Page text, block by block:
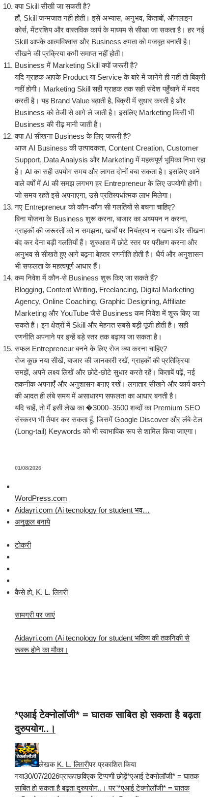
क्या Skill सीखी जा सकती है?
हाँ, Skill जन्मजात नहीं होती। इसे अभ्यास, अनुभव, किताबों, ऑनलाइन
कोर्स, मेंटरशिप और वास्तविक कार्य के माध्यम से सीखा जा सकता है। हर नई
Skill आपके आत्मविश्वास और Business क्षमता को मजबूत बनाती है।
सीखने की प्रक्रिया कभी समाप्त नहीं होती।
Business में Marketing Skill क्यों जरूरी है?
यदि ग्राहक आपके Product या Service के बारे में जानेंगे ही नहीं तो बिक्री
नहीं होगी। Marketing Skill सही ग्राहक तक सही संदेश पहुँचाने में मदद
करती है। यह Brand Value बढ़ाती है, बिक्री में सुधार करती है और
Business को तेजी से आगे ले जाती है। इसलिए Marketing किसी भी
Business की रीढ़ मानी जाती है।
क्या AI सीखना Business के लिए जरूरी है?
आज AI Business की उत्पादकता, Content Creation, Customer
Support, Data Analysis और Marketing में महत्वपूर्ण भूमिका निभा रहा
है। AI का सही उपयोग समय और लागत दोनों बचा सकता है। इसलिए आने
वाले वर्षों में AI की समझ लगभग हर Entrepreneur के लिए उपयोगी होगी।
जो समय रहते इसे अपनाएगा, उसे प्रतिस्पर्धात्मक लाभ मिलेगा।
नए Entrepreneur को कौन-कौन सी गलतियों से बचना चाहिए?
बिना योजना के Business शुरू करना, बाजार का अध्ययन न करना,
ग्राहकों की जरूरतों को न समझना, खर्चों पर नियंत्रण न रखना और सीखना
बंद कर देना बड़ी गलतियाँ हैं। शुरुआत में छोटे स्तर पर परीक्षण करना और
अनुभव से सीखते हुए आगे बढ़ना बेहतर रणनीति होती है। धैर्य और अनुशासन
भी सफलता के महत्वपूर्ण आधार हैं।
कम निवेश में कौन-से Business शुरू किए जा सकते हैं?
Blogging, Content Writing, Freelancing, Digital Marketing
Agency, Online Coaching, Graphic Designing, Affiliate
Marketing और YouTube जैसे Business कम निवेश में शुरू किए जा
सकते हैं। इन क्षेत्रों में Skill और मेहनत सबसे बड़ी पूंजी होती है। सही
रणनीति अपनाने पर इन्हें बड़े स्तर तक बढ़ाया जा सकता है।
सफल Entrepreneur बनने के लिए रोज क्या करना चाहिए?
रोज कुछ नया सीखें, बाजार की जानकारी रखें, ग्राहकों की प्रतिक्रिया
समझें, अपने लक्ष्य लिखें और छोटे-छोटे सुधार करते रहें। किताबें पढ़ें, नई
तकनीक अपनाएँ और अनुशासन बनाए रखें। लगातार सीखने और कार्य करने
की आदत ही लंबे समय में असाधारण सफलता का आधार बनती है।
यदि चाहें, तो मैं इसी लेख का �⁠3000–3500 शब्दों का Premium SEO
संस्करण भी तैयार कर सकता हूँ, जिसमें Google Discover और लंबे-टेल
(Long-tail) Keywords को भी स्वाभाविक रूप से शामिल किया जाएगा।
01/08/2026पर
WordPress.com
Aidayri.com (Ai tecnology for student भव…
अनुकूल बनाये
टोकरी
कैसे हो, K. L. लिग़री
सामग्री पर जाएं
Aidayri.com (Ai tecnology for student भविष्य की तकनिकी से
रूबरू होने का मौका।
*एआई टेक्नोलॉजी* = घातक साबित हो सकता है बढ़ता
दुरुपयोग..।
लेखक K. L. लिग़रीपर प्रकाशित किया
गया30/07/2026प्रारूपछविएक टिप्पणी छोड़ें*एआई टेक्नोलॉजी* = घातक
साबित हो सकता है बढ़ता दुरुपयोग..। पर“*एआई टेक्नोलॉजी* = घातक